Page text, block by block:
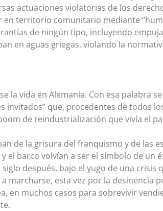
actuaciones violatorias de los
territorio comunitario mediante
de ningún tipo, incluyendo
en aguas griegas, violando la
la vida en Alemania. Con esa palabra
invitados” que, procedentes de todos
de reindustrialización que vivía el
de la grisura del franquismo y de las
el barco volvían a ser el símbolo de un
después, bajo el yugo de una crisis
marcharse, esta vez por la desinencia
en muchos casos para sobrevivir